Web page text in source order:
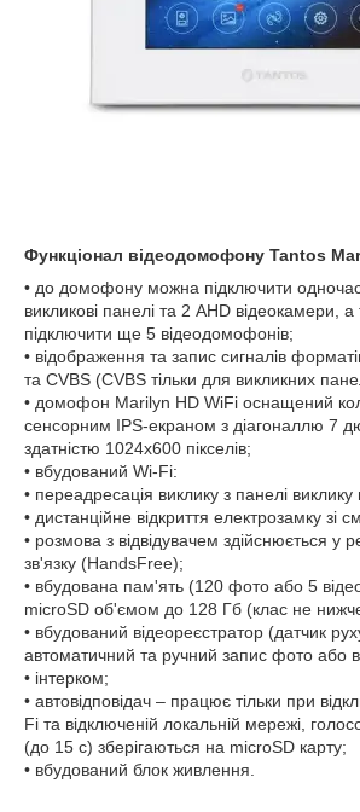
Функціонал відеодомофону Tantos
• до домофону можна підключити
викликові панелі та 2 AHD відеокамери,
підключити ще 5 відеодомофонів;
• відображення та запис сигналів
та CVBS (CVBS тільки для викликних
• домофон Marilyn HD WiFi оснащений
сенсорним IPS-екраном з діагоналлю 7
здатністю 1024х600 пікселів;
• вбудований Wi-Fi:
• переадресація виклику з панелі
• дистанційне відкриття електрозамку зі
• розмова з відвідувачем здійснюється у
зв'язку (HandsFree);
• вбудована пам'ять (120 фото або 5
microSD об'ємом до 128 Гб (клас не
• вбудований відеореєстратор (датчик
автоматичний та ручний запис фото або
• інтерком;
• автовідповідач – працює тільки при
Fi та відключеній локальній мережі,
(до 15 с) зберігаються на microSD карту;
• вбудований блок живлення.